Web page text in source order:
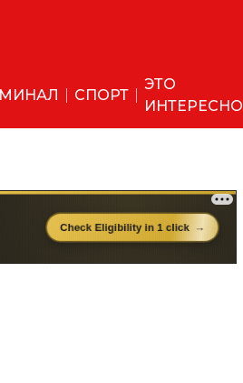
СПОРТ
ЭТО
ИНТЕРЕСНО
о